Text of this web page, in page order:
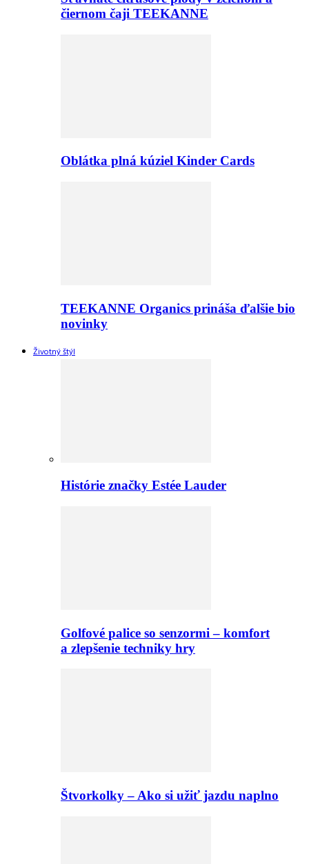
čiernom čaji TEEKANNE
Oblátka plná kúziel Kinder Cards
TEEKANNE Organics prináša ďalšie bio
novinky
Životný štýl
Histórie značky Estée Lauder
Golfové palice so senzormi – komfort
a zlepšenie techniky hry
Štvorkolky – Ako si užiť jazdu naplno